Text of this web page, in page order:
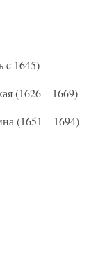
c 1645)
(1626—1669)
(1651—1694)